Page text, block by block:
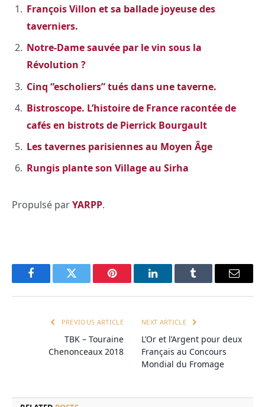
François Villon et sa ballade joyeuse des
taverniers.
Notre-Dame sauvée par le vin sous la
Révolution ?
Cinq “escholiers” tués dans une taverne.
Bistroscope. L’histoire de France racontée de
cafés en bistrots de Pierrick Bourgault
Les tavernes parisiennes au Moyen Âge
Rungis plante son Village au Sirha
Propulsé parYARPP.
FacebookTwitter Pinterest LinkedInTumblr Email
PREVIOUS ARTICLE
TBK – Touraine
Chenonceaux 2018
NEXT ARTICLE
L’Or et l’Argent pour deux
Français au Concours
Mondial du Fromage